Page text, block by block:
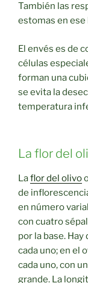
También las
estomas en ese
El envés es de
células
forman una
se evita la
temperatura
La flor del
Laflor del olivo
de
en número
con cuatro
por la base.
cada uno; en el
cada uno, con
grande. La